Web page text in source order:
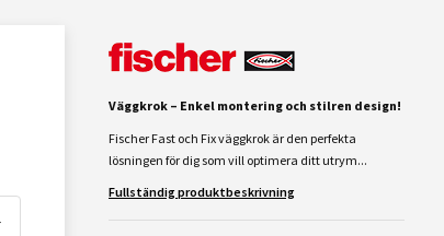
Väggkrok – Enkel montering och stilren design!
Fischer Fast och Fix väggkrok är den perfekta
lösningen för dig som vill optimera ditt utrym...
Fullständig produktbeskrivning